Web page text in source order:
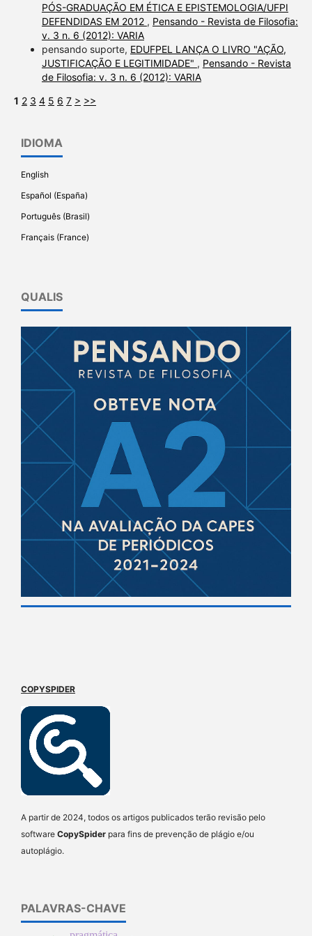
PÓS-GRADUAÇÃO EM ÉTICA E EPISTEMOLOGIA/UFPI
DEFENDIDAS EM 2012 , Pensando - Revista de Filosofia:
v. 3 n. 6 (2012): VARIA
pensando suporte, EDUFPEL LANÇA O LIVRO "AÇÃO,
JUSTIFICAÇÃO E LEGITIMIDADE" , Pensando - Revista
de Filosofia: v. 3 n. 6 (2012): VARIA
1 2 3 4 5 6 7 > >>
IDIOMA
English
Español (España)
Português (Brasil)
Français (France)
QUALIS
COPYSPIDER
A partir de 2024, todos os artigos publicados terão revisão pelo
software CopySpider para fins de prevenção de plágio e/ou
autoplágio.
PALAVRAS-CHAVE